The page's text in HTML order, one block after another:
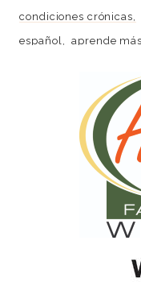
condiciones crónicas
español
aprende más